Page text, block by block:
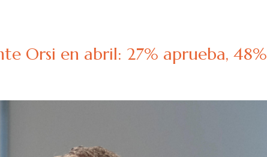
Orsi en abril: 27% aprueba, 48%